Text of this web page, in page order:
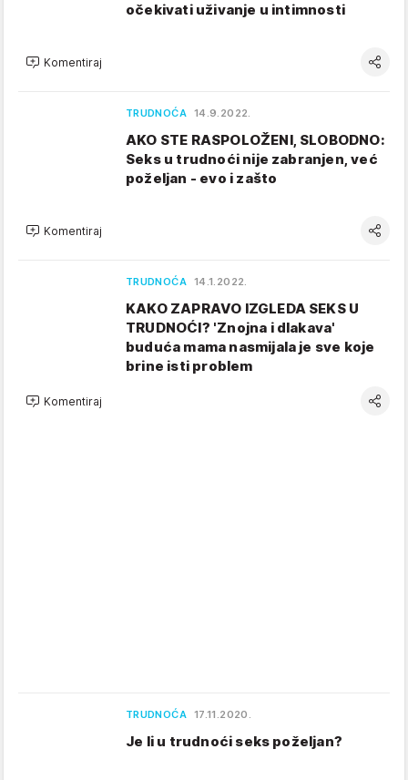
očekivati uživanje u intimnosti
Komentiraj
TRUDNOĆA 14.9.2022.
AKO STE RASPOLOŽENI, SLOBODNO:
Seks u trudnoći nije zabranjen, već
poželjan - evo i zašto
Komentiraj
TRUDNOĆA 14.1.2022.
KAKO ZAPRAVO IZGLEDA SEKS U
TRUDNOĆI? 'Znojna i dlakava'
buduća mama nasmijala je sve koje
brine isti problem
Komentiraj
TRUDNOĆA 17.11.2020.
Je li u trudnoći seks poželjan?